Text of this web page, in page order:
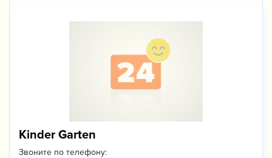
Kinder Garten
Звоните по телефону: